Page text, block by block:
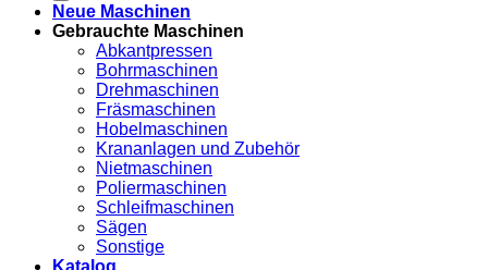
Neue Maschinen
Gebrauchte Maschinen
Abkantpressen
Bohrmaschinen
Drehmaschinen
Fräsmaschinen
Hobelmaschinen
Krananlagen und Zubehör
Nietmaschinen
Poliermaschinen
Schleifmaschinen
Sägen
Sonstige
Katalog